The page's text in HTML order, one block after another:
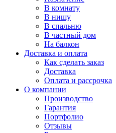
В комнату
В нишу
В спальню
В частный дом
На балкон
Доставка и оплата
Как сделать заказ
Доставка
Оплата и рассрочка
О компании
Производство
Гарантия
Портфолио
Отзывы